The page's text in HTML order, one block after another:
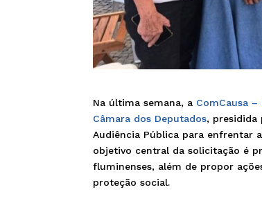
Na última semana, a ComCausa –
Câmara dos Deputados, presidida
Audiência Pública para enfrentar
objetivo central da solicitação é
fluminenses, além de propor
proteção social.